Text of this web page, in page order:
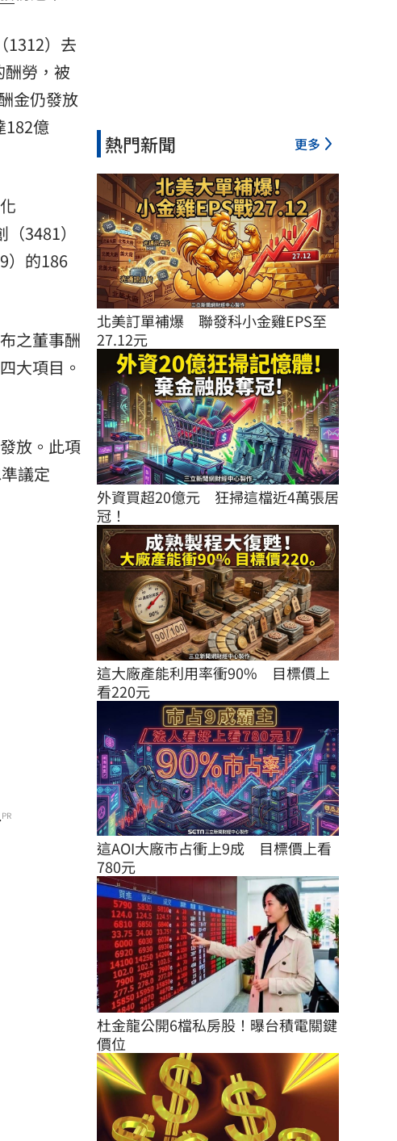
1312）去
勞，被
金仍發放
182億
3481）
）的186
之董事酬
大項目。
放。此項
議定
PR
熱門新聞 更多
北美訂單補爆　聯發科小金雞EPS至
27.12元
外資買超20億元　狂掃這檔近4萬張居
冠！
這大廠產能利用率衝90%　目標價上
看220元
這AOI大廠市占衝上9成　目標價上看
780元
杜金龍公開6檔私房股！曝台積電關鍵
價位